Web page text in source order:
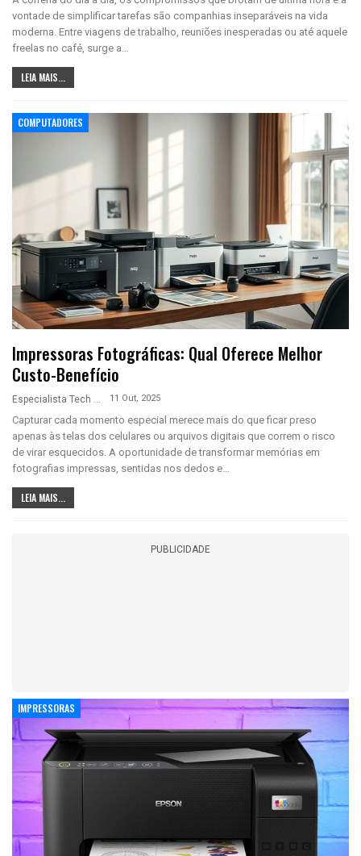
vontade de simplificar tarefas são companhias inseparáveis na vida
moderna. Entre viagens de trabalho, reuniões inesperadas ou até aquele
freelas no café, surge a…
LEIA MAIS...
COMPUTADORES
Impressoras Fotográficas: Qual Oferece Melhor
Custo-Benefício
11 Out, 2025
Capturar cada momento especial merece mais do que ficar preso
apenas às telas dos celulares ou arquivos digitais que correm o risco
de virar esquecidos. A oportunidade de transformar memórias em
fotografias impressas, sentidas nos dedos e…
LEIA MAIS...
PUBLICIDADE
IMPRESSORAS